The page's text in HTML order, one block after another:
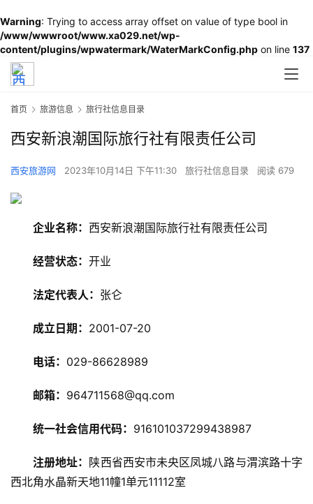
Warning: Trying to access array offset on value of type bool in
/www/wwwroot/www.xa029.net/wp-
content/plugins/wpwatermark/WaterMarkConfig.php on line 137
特
首页 旅游信息 旅行社信息目录
西安新浪潮国际旅行社有限责任公司
西安旅游网 2023年10月14日 下午11:30 旅行社信息目录 阅读 679
企业名称： 西安新浪潮国际旅行社有限责任公司
经营状态： 开业
法定代表人： 张仑
成立日期： 2001-07-20
电话： 029-86628989
邮箱： 964711568@qq.com
统一社会信用代码： 916101037299438987
注册地址： 陕西省西安市未央区凤城八路与渭滨路十字
西北角水晶新天地11幢1单元11112室